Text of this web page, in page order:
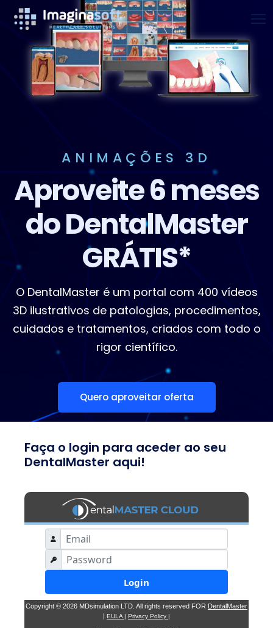
ANIMAÇÕES 3D
Aproveite 6 meses
do DentalMaster
GRÁTIS*
O DentalMaster é um portal com 400 vídeos
3D ilustrativos de patologias, procedimentos,
cuidados e tratamentos, criados com todo o
rigor científico.
Quero aproveitar oferta
Faça o login para aceder ao seu
DentalMaster aqui!